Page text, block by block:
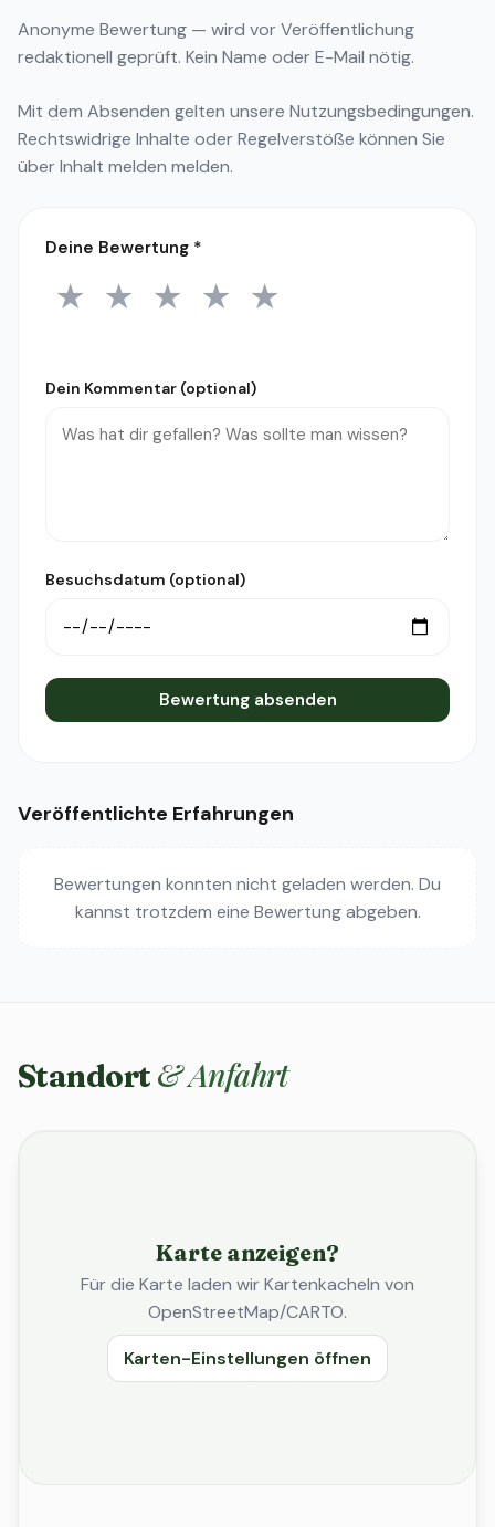
Anonyme Bewertung — wird vor Veröffentlichung
redaktionell geprüft. Kein Name oder E-Mail nötig.
Mit dem Absenden gelten unsere Nutzungsbedingungen.
Rechtswidrige Inhalte oder Regelverstöße können Sie
überInhalt melden melden.
Deine Bewertung *
1 Stern
★ 2 Sterne
★ 3 Sterne
★ 4 Sterne
★ 5 Sterne
★
Dein Kommentar (optional)
Besuchsdatum (optional)
Bewertung absenden
Veröffentlichte Erfahrungen
Bewertungen konnten nicht geladen werden. Du
kannst trotzdem eine Bewertung abgeben.
Standort & Anfahrt
Karte anzeigen?
Für die Karte laden wir Kartenkacheln von
OpenStreetMap/CARTO.
Karten-Einstellungen öffnen